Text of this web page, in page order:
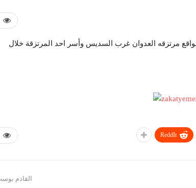
مرتزقه العدوان غرب السديس وأسر احد المرتزقة خلال
ReddIt
القادم